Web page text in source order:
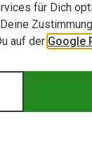
für Dich
auf der Google